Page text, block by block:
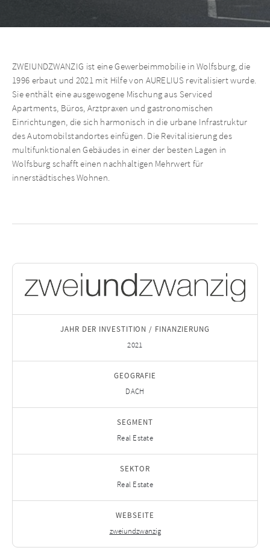
ZWEIUNDZWANZIG ist eine Gewerbeimmobilie in Wolfsburg, die
1996 erbaut und 2021 mit Hilfe von AURELIUS revitalisiert wurde.
Sie enthält eine ausgewogene Mischung aus Serviced
Apartments, Büros, Arztpraxen und gastronomischen
Einrichtungen, die sich harmonisch in die urbane Infrastruktur
des Automobilstandortes einfügen. Die Revitalisierung des
multifunktionalen Gebäudes in einer der besten Lagen in
Wolfsburg schafft einen nachhaltigen Mehrwert für
innerstädtisches Wohnen.
JAHR DER INVESTITION / FINANZIERUNG
2021
GEOGRAFIE
DACH
SEGMENT
Real Estate
SEKTOR
Real Estate
WEBSEITE
zweiundzwanzig